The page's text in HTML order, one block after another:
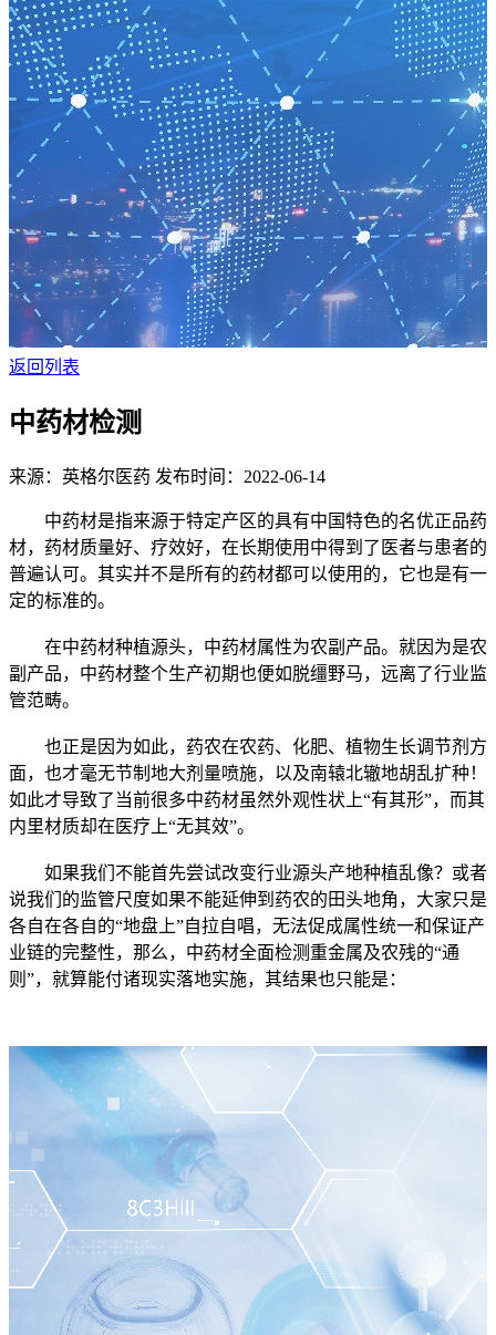
返回列表
中药材检测
来源：英格尔医药 发布时间：2022-06-14
中药材是指来源于特定产区的具有中国特色的名优正品药
材，药材质量好、疗效好，在长期使用中得到了医者与患者的
普遍认可。其实并不是所有的药材都可以使用的，它也是有一
定的标准的。
在中药材种植源头，中药材属性为农副产品。就因为是农
副产品，中药材整个生产初期也便如脱缰野马，远离了行业监
管范畴。
也正是因为如此，药农在农药、化肥、植物生长调节剂方
面，也才毫无节制地大剂量喷施，以及南辕北辙地胡乱扩种！
如此才导致了当前很多中药材虽然外观性状上“有其形”，而其
内里材质却在医疗上“无其效”。
如果我们不能首先尝试改变行业源头产地种植乱像？或者
说我们的监管尺度如果不能延伸到药农的田头地角，大家只是
各自在各自的“地盘上”自拉自唱，无法促成属性统一和保证产
业链的完整性，那么，中药材全面检测重金属及农残的“通
则”，就算能付诸现实落地实施，其结果也只能是：